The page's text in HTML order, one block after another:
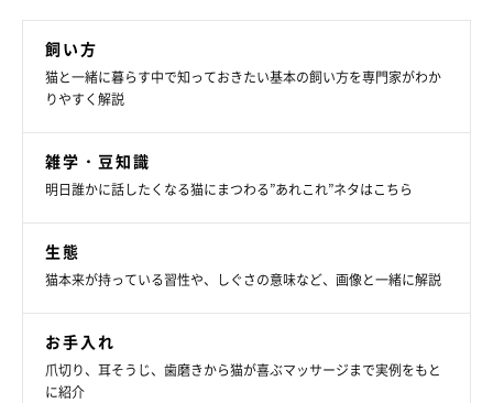
飼い方
猫と一緒に暮らす中で知っておきたい基本の飼い方を専門家がわか
りやすく解説
雑学・豆知識
明日誰かに話したくなる猫にまつわる”あれこれ”ネタはこちら
生態
猫本来が持っている習性や、しぐさの意味など、画像と一緒に解説
お手入れ
爪切り、耳そうじ、歯磨きから猫が喜ぶマッサージまで実例をもと
に紹介